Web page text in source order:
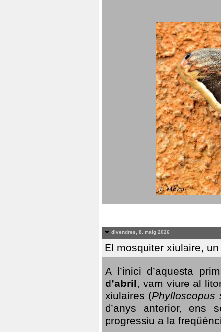
divendres, 8. maig 2026
El mosquiter xiulaire,
A l’inici d’aquesta
d’abril, vam viure al
xiulaires (Phylloscopus
d’anys anterior, ens
progressiu a la